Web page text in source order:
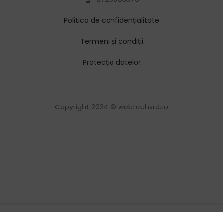
Politica de confidențialitate
Termeni și condiții
Protecția datelor
Copyright 2024 © webtechsrd.ro